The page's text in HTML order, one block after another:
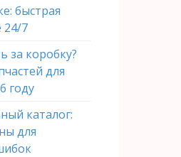
быстрая
24/7
за коробку?
для
году
каталог:
для